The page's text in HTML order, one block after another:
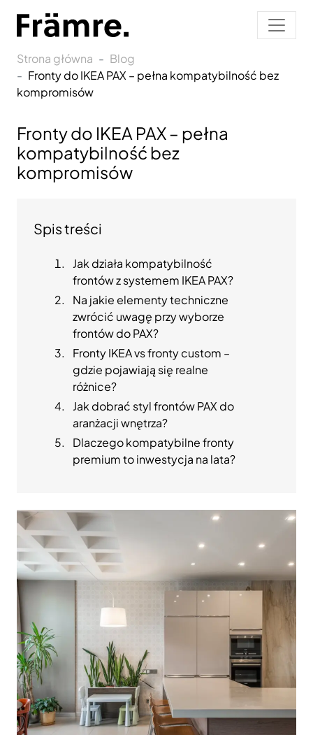
Strona główna
Blog
Fronty do IKEA PAX – pełna kompatybilność bez
kompromisów
Fronty do IKEA PAX – pełna
kompatybilność bez
kompromisów
Spis treści
Jak działa kompatybilność
frontów z systemem IKEA PAX?
Na jakie elementy techniczne
zwrócić uwagę przy wyborze
frontów do PAX?
Fronty IKEA vs fronty custom –
gdzie pojawiają się realne
różnice?
Jak dobrać styl frontów PAX do
aranżacji wnętrza?
Dlaczego kompatybilne fronty
premium to inwestycja na lata?